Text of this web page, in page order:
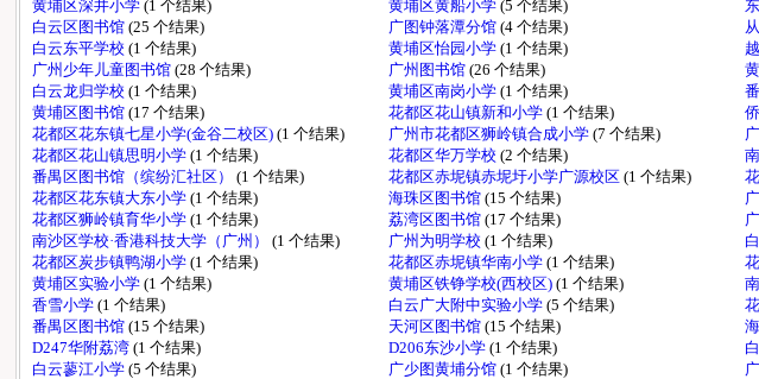
黄埔区深井小学(1 个结果) 黄埔区黄船小学(5 个结果)
白云区图书馆(25 个结果) 广图钟落潭分馆(4 个结果)
白云东平学校(1 个结果) 黄埔区怡园小学(1 个结果)
广州少年儿童图书馆(28 个结果) 广州图书馆(26 个结果)
白云龙归学校(1 个结果) 黄埔区南岗小学(1 个结果)
黄埔区图书馆(17 个结果) 花都区花山镇新和小学(1 个结果)
花都区花东镇七星小学(金谷二校区)(1 个结果) 广州市花都区狮岭镇合成小学(7 个结果)
花都区花山镇思明小学(1 个结果) 花都区华万学校(2 个结果)
番禺区图书馆（缤纷汇社区）(1 个结果) 花都区赤坭镇赤坭圩小学广源校区(1 个结果)
花都区花东镇大东小学(1 个结果) 海珠区图书馆(15 个结果)
花都区狮岭镇育华小学(1 个结果) 荔湾区图书馆(17 个结果)
南沙区学校·香港科技大学（广州）(1 个结果) 广州为明学校(1 个结果)
花都区炭步镇鸭湖小学(1 个结果) 花都区赤坭镇华南小学(1 个结果)
黄埔区实验小学(1 个结果) 黄埔区铁铮学校(西校区)(1 个结果)
香雪小学(1 个结果) 白云广大附中实验小学(5 个结果)
番禺区图书馆(15 个结果) 天河区图书馆(15 个结果)
D247华附荔湾(1 个结果) D206东沙小学(1 个结果)
白云蓼江小学(5 个结果) 广少图黄埔分馆(1 个结果)